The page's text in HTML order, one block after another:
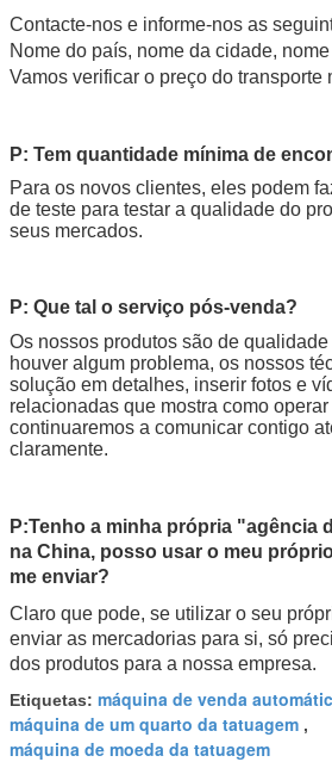
Contacte-nos e informe-nos as
Nome do país, nome da cidade,
Vamos verificar o preço do transporte
P: Tem quantidade mínima de
Para os novos clientes, eles podem
de teste para testar a qualidade do
seus mercados.
P: Que tal o serviço pós-venda?
Os nossos produtos são de
houver algum problema, os nossos
solução em detalhes, inserir fotos e
relacionadas que mostra como
continuaremos a comunicar contigo
claramente.
P:Tenho a minha própria "agência
na China, posso usar o meu
me enviar?
Claro que pode, se utilizar o seu
enviar as mercadorias para si, só
dos produtos para a nossa empresa.
Etiquetas: máquina de venda
máquina de um quarto da tatuagem ,
máquina de moeda da tatuagem